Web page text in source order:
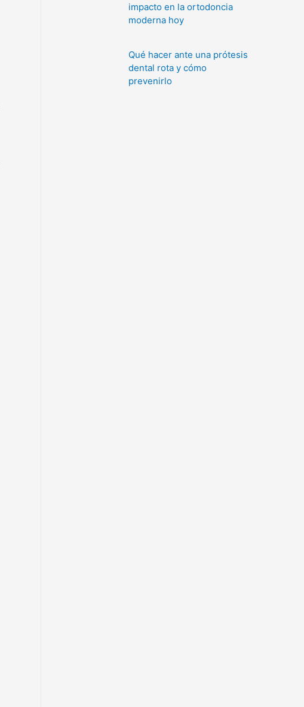
impacto en la ortodoncia
moderna hoy
Qué hacer ante una prótesis
dental rota y cómo
prevenirlo